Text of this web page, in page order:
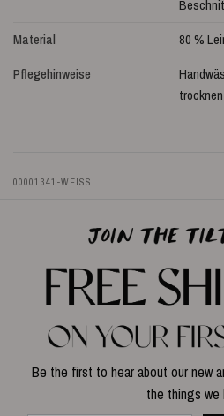
Material
80 %
Pflegehinweise
trocknen
00001341-WEISS
Be the first to hear about our new
the things we